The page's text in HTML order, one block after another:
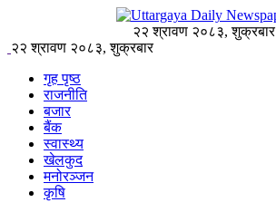
२२ श्रावण २०८३, शुक्रबार
२२ श्रावण २०८३, शुक्रबार
गृह पृष्ठ
राजनीति
बजार
बैंक
स्वास्थ्य
खेलकुद
मनोरञ्जन
कृषि